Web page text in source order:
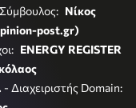
Νίκος
post.gr)
ENERGY REGISTER
- Διαχειριστής Domain: